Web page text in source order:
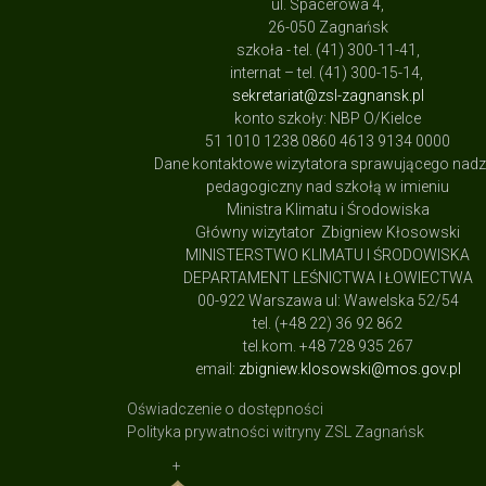
ul. Spacerowa 4,
26-050 Zagnańsk
szkoła - tel. (41) 300-11-41,
internat – tel. (41) 300-15-14,
sekretariat@zsl-zagnansk.pl
konto szkoły: NBP O/Kielce
51 1010 1238 0860 4613 9134 0000
Dane kontaktowe wizytatora sprawującego
pedagogiczny nad szkołą w imieniu
Ministra Klimatu i Środowiska
Główny wizytator Zbigniew Kłosowski
MINISTERSTWO KLIMATU I ŚRODOWISKA
DEPARTAMENT LEŚNICTWA I ŁOWIECTWA
00-922 Warszawa ul: Wawelska 52/54
tel. (+48 22) 36 92 862
tel.kom. +48 728 935 267
email: zbigniew.klosowski@mos.gov.pl
Oświadczenie o dostępności
Polityka prywatności witryny ZSL Zagnańsk
+